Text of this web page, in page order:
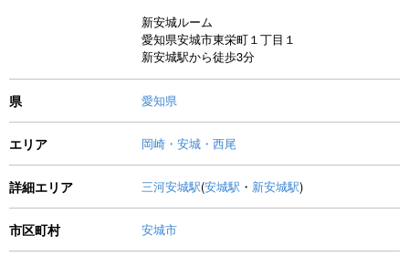
新安城ルーム
愛知県安城市東栄町１丁目１
新安城駅から徒歩3分
県 愛知県
エリア 岡崎・安城・西尾
詳細エリア 三河安城駅(安城駅 ・ 新安城駅)
市区町村 安城市